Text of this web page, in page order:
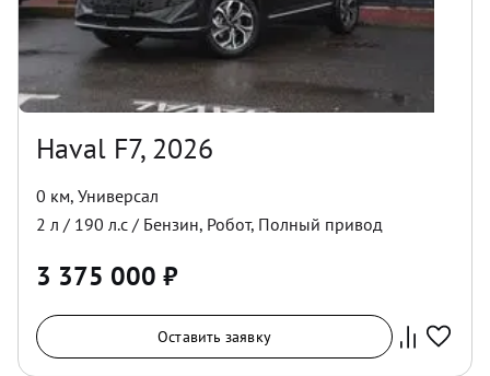
Haval F7, 2026
0 км, Универсал
2 л / 190 л.с / Бензин, Робот, Полный привод
3 375 000 ₽
Оставить заявку